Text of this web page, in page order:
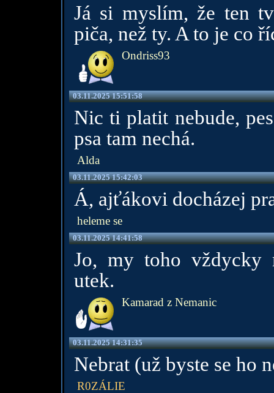
Já si myslím, že ten
piča, než ty. A to je co
Ondriss93
03.11.2025 15:51:58
Nic ti platit nebude,
psa tam nechá.
Alda
03.11.2025 15:42:03
Á, ajťákovi docházej
heleme se
03.11.2025 14:41:58
Jo, my toho vždycky
utek.
Kamarad z Nemanic
03.11.2025 14:31:35
Nebrat (už byste se ho
R0ZÁLIE